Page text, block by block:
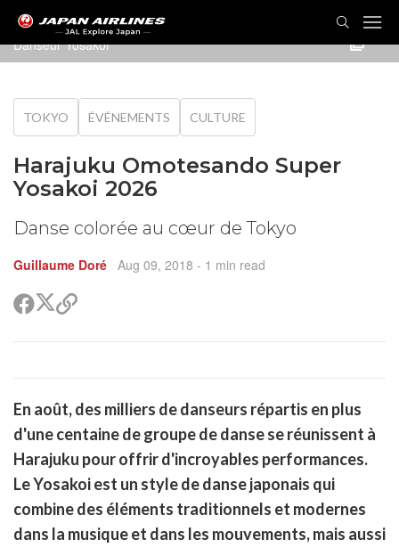
Danseur Yosakoi
TOKYO ÉVÉNEMENTS CULTURE
Harajuku Omotesando Super
Yosakoi 2026
Danse colorée au cœur de Tokyo
Guillaume Doré Aug 09, 2018 - 1 min read
PartagerPartager
sur
Copier
En août, des milliers de danseurs répartis en plus
d'une centaine de groupe de danse se réunissent à
Harajuku pour offrir d'incroyables performances.
Le Yosakoi est un style de danse japonais qui
combine des éléments traditionnels et modernes
dans la musique et dans les mouvements, mais aussi